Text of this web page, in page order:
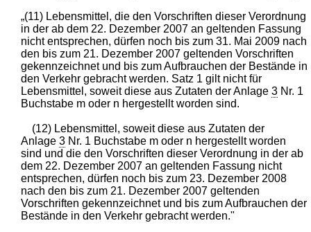
„(11) Lebensmittel, die den Vorschriften dieser Verordnung
in der ab dem 22. Dezember 2007 an geltenden Fassung
nicht entsprechen, dürfen noch bis zum 31. Mai 2009 nach
den bis zum 21. Dezember 2007 geltenden Vorschriften
gekennzeichnet und bis zum Aufbrauchen der Bestände in
den Verkehr gebracht werden. Satz 1 gilt nicht für
Lebensmittel, soweit diese aus Zutaten der Anlage3 Nr. 1
Buchstabe m oder n hergestellt worden sind.
(12) Lebensmittel, soweit diese aus Zutaten der
Anlage3 Nr. 1 Buchstabe m oder n hergestellt worden
sind und die den Vorschriften dieser Verordnung in der ab
dem 22. Dezember 2007 an geltenden Fassung nicht
entsprechen, dürfen noch bis zum 23. Dezember 2008
nach den bis zum 21. Dezember 2007 geltenden
Vorschriften gekennzeichnet und bis zum Aufbrauchen der
Bestände in den Verkehr gebracht werden."